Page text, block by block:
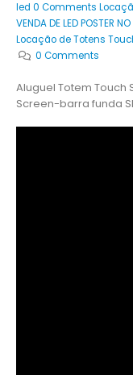
led 0 Comments Locação
VENDA DE LED POSTER
Locação de Totens
0 Comments
Aluguel Totem Touch
Screen-barra funda